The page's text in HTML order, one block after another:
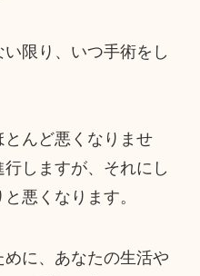
限り、いつ手術をし
んど悪くなりませ
しますが、それにし
悪くなります。
に、あなたの生活や